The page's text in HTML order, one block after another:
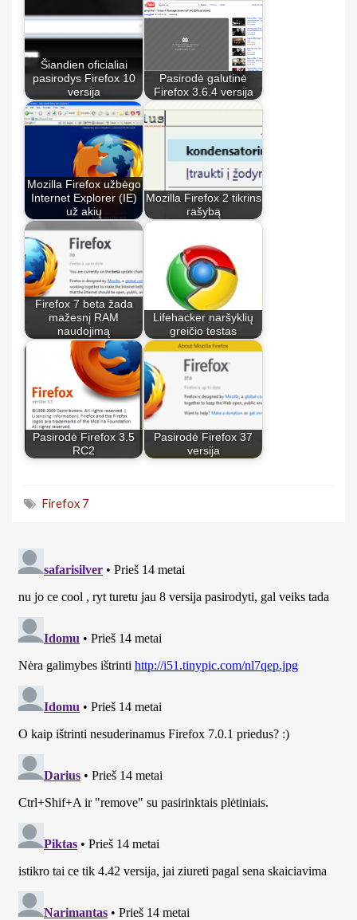
Šiandien oficialiai
pasirodys Firefox 10
versija
Pasirodė galutinė
Firefox 3.6.4 versija
Mozilla Firefox užbėgo
Internet Explorer (IE)
už akių
Mozilla Firefox 2 tikrins
rašybą
Firefox 7 beta žada
mažesnį RAM
naudojimą
Lifehacker naršyklių
greičio testas
Pasirodė Firefox 3.5
RC2
Pasirodė Firefox 37
versija
Firefox 7